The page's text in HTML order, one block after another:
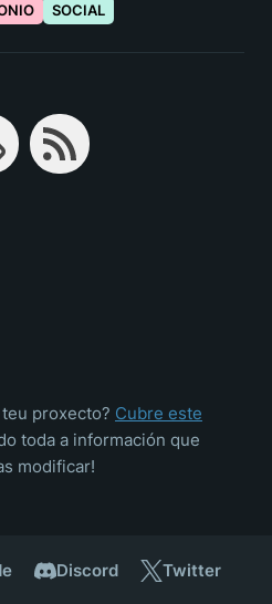
SOCIAL
proxecto? Cubre este
toda a información que
modificar!
Discord Twitter